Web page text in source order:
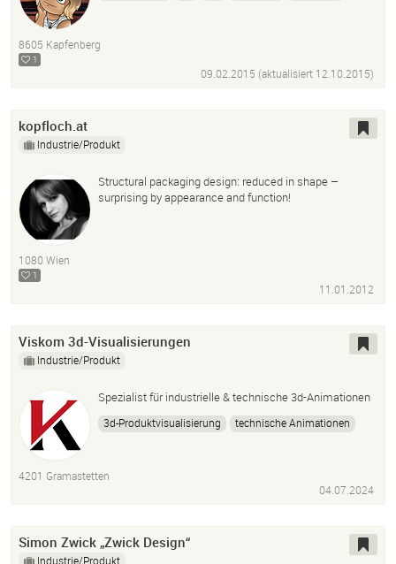
8605 Kapfenberg
1
09.02.2015 (aktualisiert 12.10.2015)
kopfloch.at
Industrie/Produkt
Structural packaging design: reduced in shape –
surprising by appearance and function!
1080 Wien
1
11.01.2012
Viskom 3d-Visualisierungen
Industrie/Produkt
Spezialist für industrielle & technische 3d-Animationen
3d-Produktvisualisierung
technische Animationen
4201 Gramastetten
04.07.2024
Simon Zwick „Zwick Design“
Industrie/Produkt